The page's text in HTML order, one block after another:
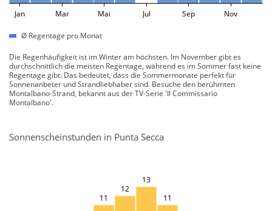
Jan Mar Mai Jul Sep Nov
Ø Regentage pro Monat
Die Regenhäufigkeit ist im Winter am höchsten. Im November gibt es
durchschnittlich die meisten Regentage, während es im Sommer fast keine
Regentage gibt. Das bedeutet, dass die Sommermonate perfekt für
Sonnenanbeter und Strandliebhaber sind. Besuche den berühmten
Montalbano-Strand, bekannt aus der TV-Serie 'Il Commissario
Montalbano'.
Sonnenscheinstunden in Punta Secca
11
12
13
11